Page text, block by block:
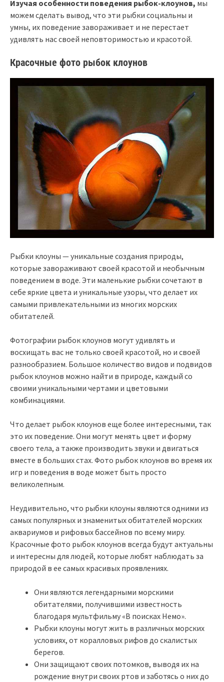
Изучая особенности поведения рыбок-клоунов, мы
можем сделать вывод, что эти рыбки социальны и
умны, их поведение завораживает и не перестает
удивлять нас своей неповторимостью и красотой.
Красочные фото рыбок клоунов
Рыбки клоуны — уникальные создания природы,
которые завораживают своей красотой и необычным
поведением в воде. Эти маленькие рыбки сочетают в
себе яркие цвета и уникальные узоры, что делает их
самыми привлекательными из многих морских
обитателей.
Фотографии рыбок клоунов могут удивлять и
восхищать вас не только своей красотой, но и своей
разнообразием. Большое количество видов и подвидов
рыбок клоунов можно найти в природе, каждый со
своими уникальными чертами и цветовыми
комбинациями.
Что делает рыбок клоунов еще более интересными, так
это их поведение. Они могут менять цвет и форму
своего тела, а также производить звуки и двигаться
вместе в больших стах. Фото рыбок клоунов во время их
игр и поведения в воде может быть просто
великолепным.
Неудивительно, что рыбки клоуны являются одними из
самых популярных и знаменитых обитателей морских
аквариумов и рифовых бассейнов по всему миру.
Красочные фото рыбок клоунов всегда будут актуальны
и интересны для людей, которые любят наблюдать за
природой в ее самых красивых проявлениях.
Они являются легендарными морскими
обитателями, получившими известность
благодаря мультфильму «В поисках Немо».
Рыбки клоуны могут жить в различных морских
условиях, от коралловых рифов до скалистых
берегов.
Они защищают своих потомков, выводя их на
рождение внутри своих ртов и заботясь о них до